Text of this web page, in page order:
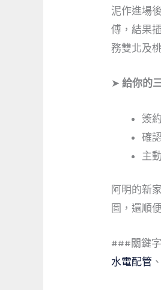
泥作進場
傅，結果
務雙北及
➤給你的
簽
確
主
阿明的新
圖，還順
###關鍵字
水電配管